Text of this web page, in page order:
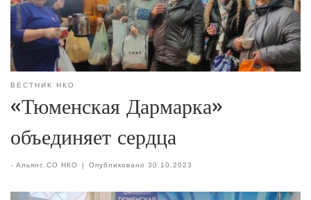
ВЕСТНИК НКО
«Тюменская Дармарка»
объединяет сердца
- Альянс СО НКО | Опубликовано30.10.2023